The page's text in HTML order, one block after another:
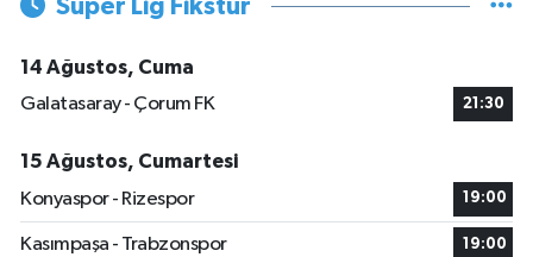
Süper Lig Fikstür
14 Ağustos, Cuma
Galatasaray - Çorum FK
21:30
15 Ağustos, Cumartesi
Konyaspor - Rizespor
19:00
Kasımpaşa - Trabzonspor 19:00